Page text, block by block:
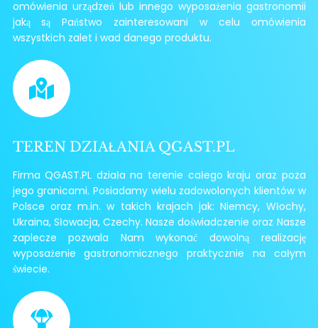
omówienia urządzeń lub innego wyposażenia gastronomii
jaką są Państwo zainteresowani w celu omówienia
wszystkich zalet i wad danego produktu.
TEREN DZIAŁANIA QGAST.PL
Firma QGAST.PL działa na terenie całego kraju oraz poza
jego granicami. Posiadamy wielu zadowolonych klientów w
Polsce oraz m.in. w takich krajach jak: Niemcy, Włochy,
Ukraina, Słowacja, Czechy. Nasze doświadczenie oraz Nasze
zaplecze pozwala Nam wykonać dowolną realizację
wyposażenie gastronomicznego praktycznie na całym
świecie.